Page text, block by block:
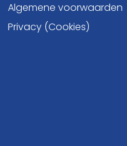
Algemene voorwaarden
Privacy (Cookies)